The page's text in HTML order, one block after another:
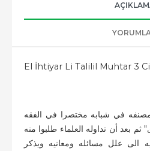
في شبابه مختصرا في الفقه
ثم بعد أن تداوله العلماء طلبوا منه
علل مسائله ومعانيه ويذكر